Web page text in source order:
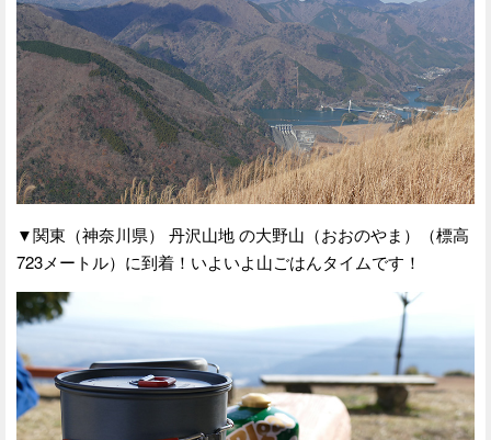
▼関東（神奈川県） 丹沢山地 の大野山（おおのやま）（標高
723メートル）に到着！いよいよ山ごはんタイムです！